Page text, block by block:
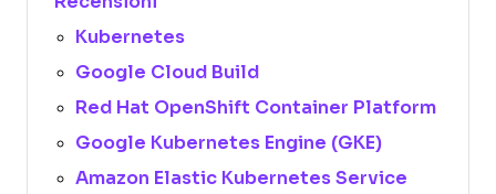
Kubernetes
Google Cloud Build
Red Hat OpenShift Container Platform
Google Kubernetes Engine (GKE)
Amazon Elastic Kubernetes Service